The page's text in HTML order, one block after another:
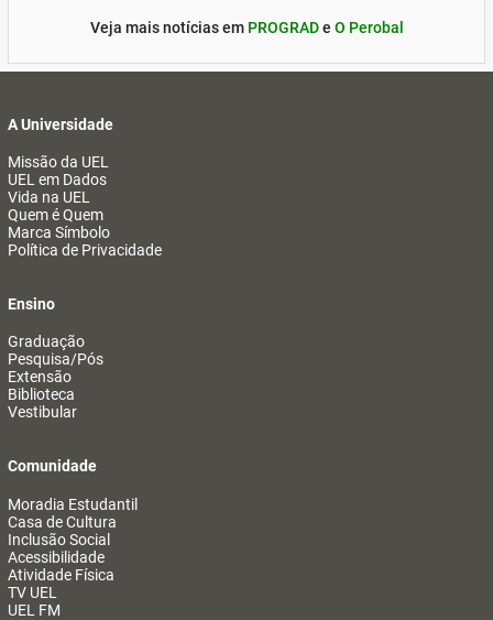
Veja mais notícias em PROGRADe O Perobal
A Universidade
Missão da UEL
UEL em Dados
Vida na UEL
Quem é Quem
Marca Símbolo
Política de Privacidade
Ensino
Graduação
Pesquisa/Pós
Extensão
Biblioteca
Vestibular
Comunidade
Moradia Estudantil
Casa de Cultura
Inclusão Social
Acessibilidade
Atividade Física
TV UEL
UEL FM